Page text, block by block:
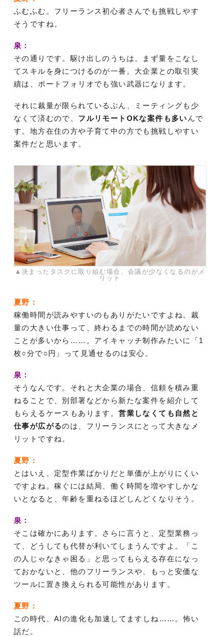
ふむふむ。フリーランス初心者さんでも挑戦しやす
そうですね。
泉：
その通りです。駆け出しのうちは、まず量をこなし
てスキルを身につけるのが一番。大企業との取引実
績は、ポートフォリオでも強い武器になります。
それに裁量が限られているぶん、ミーティングも少
なくて済むので、 フルリモートOKな案件も多い んで
す。地方在住の方や子育て中の方でも挑戦しやすい
案件だと思います。
▲決まったタスクに取り組む場合、会議が少なくなるのがメ
リット
夏野：
稼働時間が読みやすいのもありがたいですよね。裁
量の大きい仕事って、終わるまでの時間が読めない
ことが多いから……。アイキャッチ制作みたいに「1
枚○分で○円」って見通せるのは安心。
泉：
そうなんです。それと大企業の場合、信頼を積み重
ねることで、別部署などから新たな案件を紹介して
もらえるケースもあります。営業しなくても自然と
仕事が広がるのは、フリーランスにとって大きなメ
リットですね。
夏野：
とはいえ、定型作業ばかりだと単価が上がりにくい
ですよね。稼ぐには結局、働く時間を増やすしかな
いとなると、年齢を重ねるほどしんどくなりそう。
泉：
そこは確かにあります。さらに言うと、定型業務っ
て、どうしても代替が利いてしまうんですよ。「こ
の人じゃなきゃ困る」と思ってもらえる存在になっ
ておかないと、他のフリーランスや、もっと安価な
ツールに置き換えられる可能性があります。
夏野：
この時代、AIの進化も加速してますしね……。怖い
話だ。